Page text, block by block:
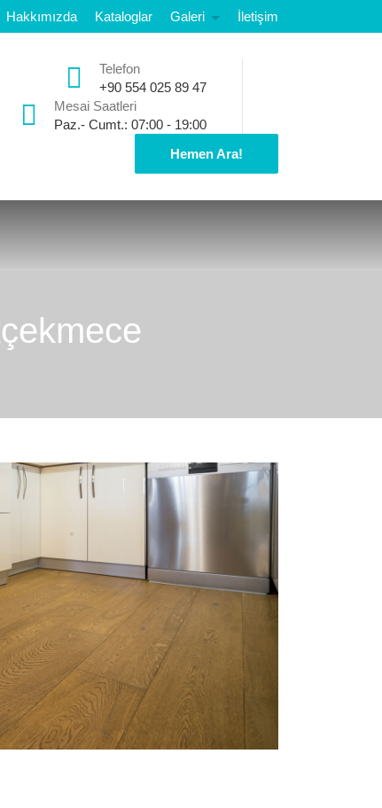
Hakkımızda Kataloglar Galeri İletişim
Telefon
+90 554 025 89 47
Mesai Saatleri
Paz.- Cumt.: 07:00 - 19:00
Hemen Ara!